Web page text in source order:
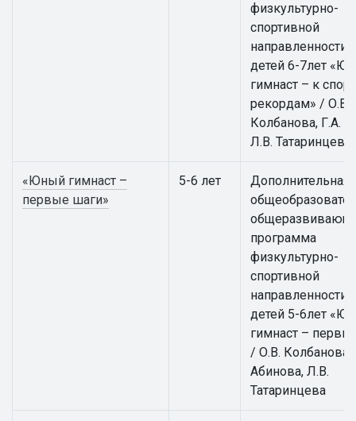
физкультурно-
спортивной
направленности
детей 6-7лет
гимнаст – к
рекордам» / О.В.
Колбанова, Г.А.
Л.В. Татаринцева
«Юный гимнаст –
первые шаги»
5-6 лет
Дополнительная
программа
физкультурно-
спортивной
направленности
детей 5-6лет
гимнаст –
/ О.В. Колбанова,
Абинова, Л.В.
Татаринцева